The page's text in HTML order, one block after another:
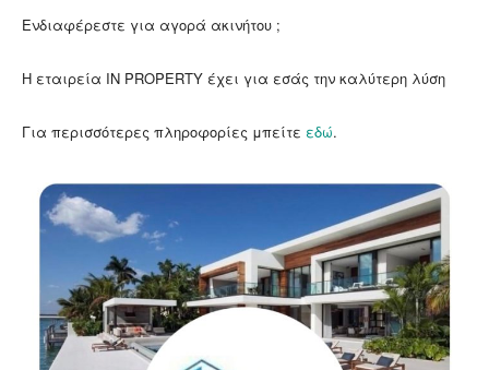
Ενδιαφέρεστε για αγορά ακινήτου ;
Η εταιρεία ΙN PROPERTY έχει για εσάς την καλύτερη λύση
Για περισσότερες πληροφορίες μπείτε εδώ.